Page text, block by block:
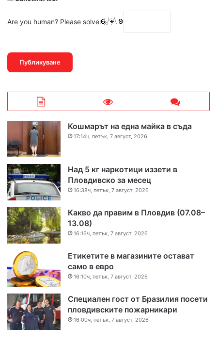
Are you human? Please solve:
Кошмарът на една майка в съда
17:14ч, петък, 7 август, 2026
Над 5 кг наркотици иззети в
Пловдивско за месец
16:38ч, петък, 7 август, 2026
Какво да правим в Пловдив (07.08–
13.08)
16:16ч, петък, 7 август, 2026
Етикетите в магазините остават
само в евро
16:10ч, петък, 7 август, 2026
Специален гост от Бразилия посети
пловдивските пожарникари
16:00ч, петък, 7 август, 2026